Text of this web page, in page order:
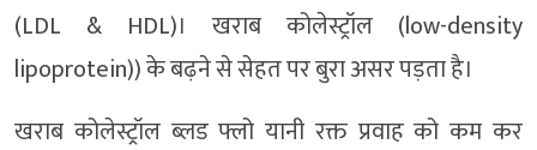
(LDL & HDL)। खराब कोलेस्ट्रॉल (low-density
lipoprotein)) के बढ़ने से सेहत पर बुरा असर पड़ता है।
खराब कोलेस्ट्रॉल ब्लड फ्लो यानी रक्त प्रवाह को कम कर